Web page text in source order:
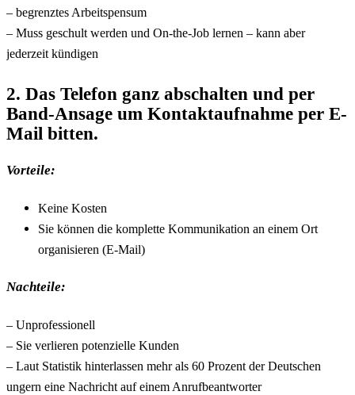
– begrenztes Arbeitspensum
– Muss geschult werden und On-the-Job lernen – kann aber
jederzeit kündigen
2. Das Telefon ganz abschalten und per
Band-Ansage um Kontaktaufnahme per E-
Mail bitten.
Vorteile:
Keine Kosten
Sie können die komplette Kommunikation an einem Ort
organisieren (E-Mail)
Nachteile:
– Unprofessionell
– Sie verlieren potenzielle Kunden
– Laut Statistik hinterlassen mehr als 60 Prozent der Deutschen
ungern eine Nachricht auf einem Anrufbeantworter